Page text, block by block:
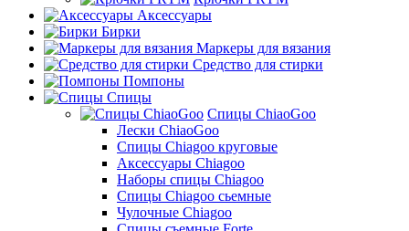
Аксессуары
Бирки
Маркеры для вязания
Средство для стирки
Помпоны
Спицы
Спицы ChiaoGoo
Лески ChiaoGoo
Cпицы Сhiagoo круговые
Аксессуары Chiagoo
Наборы спицы Chiagoo
Спицы Chiagoo сьемные
Чулочные Chiagoo